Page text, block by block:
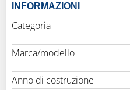
INFORMAZIONI
Categoria
Marca/modello
Anno di costruzione